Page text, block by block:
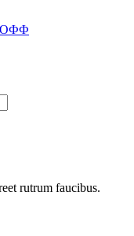
rutrum faucibus.